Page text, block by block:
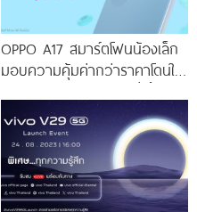
OPPO A17 สมาร์ตโฟนน้องเล็ก
มอบความคุ้มค่ากว่าราคาโดนใจ
ราคาใหม่เพียง 4,599 บาท
เท่านั้น!